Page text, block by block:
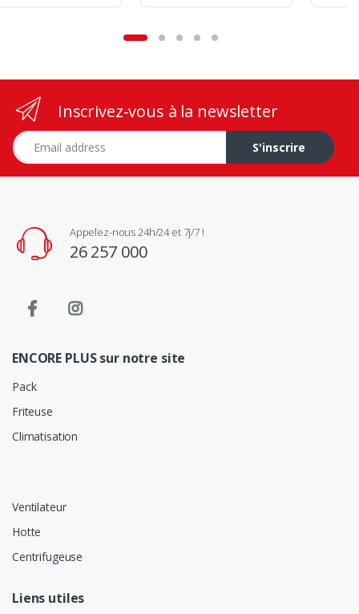
Inscrivez-vous à la newsletter
Adresse e-mail
S'inscrire
Appelez-nous 24h/24 et 7j/7 !
26 257 000
ENCORE PLUS sur notre site
Pack
Friteuse
Climatisation
Ventilateur
Hotte
Centrifugeuse
Liens utiles